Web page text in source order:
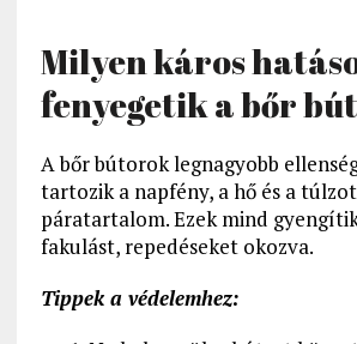
Milyen káros
fenyegetik a bőr
A bőr bútorok legnagyobb
tartozik a napfény, a hő és a
páratartalom. Ezek mind
fakulást, repedéseket okozva.
Tippek a védelemhez: